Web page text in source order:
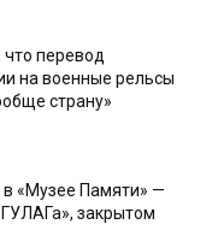
что перевод
на военные рельсы
страну»
«Музее Памяти» —
закрытом